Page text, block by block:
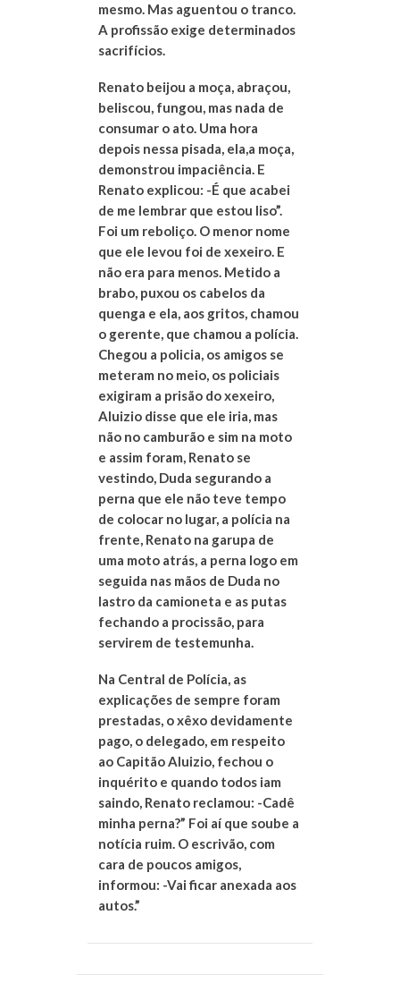
mesmo. Mas aguentou o tranco.
A profissão exige determinados
sacrifícios.
Renato beijou a moça, abraçou,
beliscou, fungou, mas nada de
consumar o ato. Uma hora
depois nessa pisada, ela,a moça,
demonstrou impaciência. E
Renato explicou: -É que acabei
de me lembrar que estou liso”.
Foi um reboliço. O menor nome
que ele levou foi de xexeiro. E
não era para menos. Metido a
brabo, puxou os cabelos da
quenga e ela, aos gritos, chamou
o gerente, que chamou a polícia.
Chegou a policia, os amigos se
meteram no meio, os policiais
exigiram a prisão do xexeiro,
Aluizio disse que ele iria, mas
não no camburão e sim na moto
e assim foram, Renato se
vestindo, Duda segurando a
perna que ele não teve tempo
de colocar no lugar, a polícia na
frente, Renato na garupa de
uma moto atrás, a perna logo em
seguida nas mãos de Duda no
lastro da camioneta e as putas
fechando a procissão, para
servirem de testemunha.
Na Central de Polícia, as
explicações de sempre foram
prestadas, o xêxo devidamente
pago, o delegado, em respeito
ao Capitão Aluizio, fechou o
inquérito e quando todos iam
saindo, Renato reclamou: -Cadê
minha perna?” Foi aí que soube a
notícia ruim. O escrivão, com
cara de poucos amigos,
informou: -Vai ficar anexada aos
autos.”